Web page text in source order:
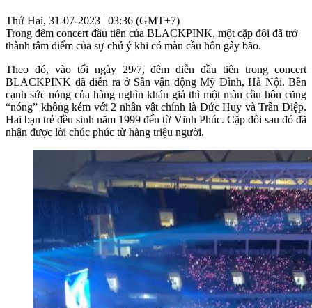
Thứ Hai, 31-07-2023 | 03:36 (GMT+7)
Trong đêm concert đầu tiên của BLACKPINK, một cặp đôi đã trở
thành tâm điểm của sự chú ý khi có màn cầu hôn gây bão.
Theo đó, vào tối ngày 29/7, đêm diễn đầu tiên trong concert
BLACKPINK đã diễn ra ở Sân vận động Mỹ Đình, Hà Nội. Bên
cạnh sức nóng của hàng nghìn khán giả thì một màn cầu hôn cũng
“nóng” không kém với 2 nhân vật chính là Đức Huy và Trần Diệp.
Hai bạn trẻ đều sinh năm 1999 đến từ Vĩnh Phúc. Cặp đôi sau đó đã
nhận được lời chúc phúc từ hàng triệu người.